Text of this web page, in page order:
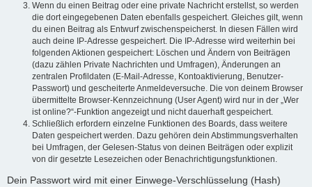
Wenn du einen Beitrag oder eine private Nachricht erstellst, so werden
die dort eingegebenen Daten ebenfalls gespeichert. Gleiches gilt, wenn
du einen Beitrag als Entwurf zwischenspeicherst. In diesen Fällen wird
auch deine IP-Adresse gespeichert. Die IP-Adresse wird weiterhin bei
folgenden Aktionen gespeichert: Löschen und Ändern von Beiträgen
(dazu zählen Private Nachrichten und Umfragen), Änderungen an
zentralen Profildaten (E-Mail-Adresse, Kontoaktivierung, Benutzer-
Passwort) und gescheiterte Anmeldeversuche. Die von deinem Browser
übermittelte Browser-Kennzeichnung (User Agent) wird nur in der „Wer
ist online?“-Funktion angezeigt und nicht dauerhaft gespeichert.
Schließlich erfordern einzelne Funktionen des Boards, dass weitere
Daten gespeichert werden. Dazu gehören dein Abstimmungsverhalten
bei Umfragen, der Gelesen-Status von deinen Beiträgen oder explizit
von dir gesetzte Lesezeichen oder Benachrichtigungsfunktionen.
Dein Passwort wird mit einer Einwege-Verschlüsselung (Hash)